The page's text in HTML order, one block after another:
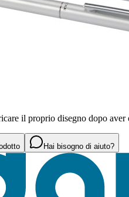
il proprio disegno dopo aver
Hai bisogno di aiuto?